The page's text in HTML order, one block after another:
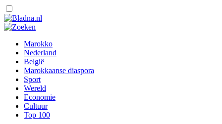
Marokko
Nederland
België
Marokkaanse diaspora
Sport
Wereld
Economie
Cultuur
Top 100